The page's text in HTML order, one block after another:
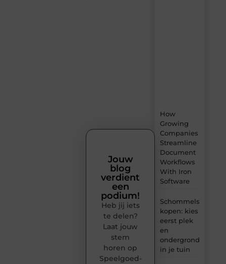
How
Growing
Companies
Streamline
Document
Workflows
With Iron
Software
Schommels
kopen: kies
eerst plek
en
ondergrond
in je tuin
Jouw
blog
verdient
een
podium!
Heb jij iets
te delen?
Laat jouw
stem
horen op
Speelgoed-